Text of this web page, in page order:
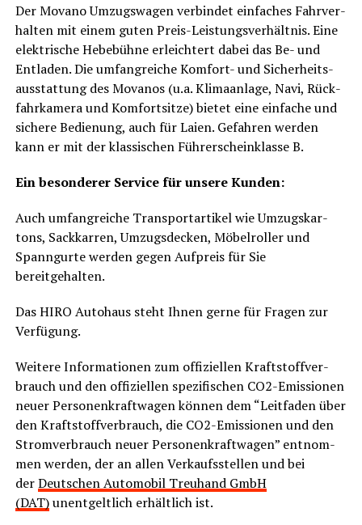
Der Mova­no Umzugs­wa­gen ver­bin­det ein­fa­ches Fahr­ver­
hal­ten mit einem guten Preis-Leis­tungs­ver­hält­nis. Eine
elek­tri­sche Hebe­büh­ne erleich­tert dabei das Be- und
Ent­la­den. Die umfang­rei­che Kom­fort- und Sicher­heits­
aus­stat­tung des Mova­nos (u.a. Kli­ma­an­la­ge, Navi, Rück­
fahr­ka­me­ra und Kom­fort­sit­ze) bie­tet eine ein­fa­che und
siche­re Bedie­nung, auch für Lai­en. Gefah­ren wer­den
kann er mit der klas­si­schen Füh­rer­schein­klas­se B.
Ein beson­de­rer Ser­vice für unse­re Kunden:
Auch umfang­rei­che Trans­port­ar­ti­kel wie Umzugs­kar­
tons, Sack­kar­ren, Umzugs­de­cken, Möbel­rol­ler und
Spann­gur­te wer­den gegen Auf­preis für Sie
bereitgehalten.
Das HIRO Auto­haus steht Ihnen ger­ne für Fra­gen zur
Verfügung.
Wei­te­re Infor­ma­tio­nen zum offi­zi­el­len Kraft­stoff­ver­
brauch und den offi­zi­el­len spe­zi­fi­schen CO2-Emis­sio­nen
neu­er Per­so­nen­kraft­wa­gen kön­nen dem “Leit­fa­den über
den Kraft­stoff­ver­brauch, die CO2-Emis­sio­nen und den
Strom­ver­brauch neu­er Per­so­nen­kraft­wa­gen” ent­nom­
men wer­den, der an allen Ver­kaufs­stel­len und bei
derDeut­schen Auto­mo­bil Treu­hand GmbH
(DAT)unent­gelt­lich erhält­lich ist.